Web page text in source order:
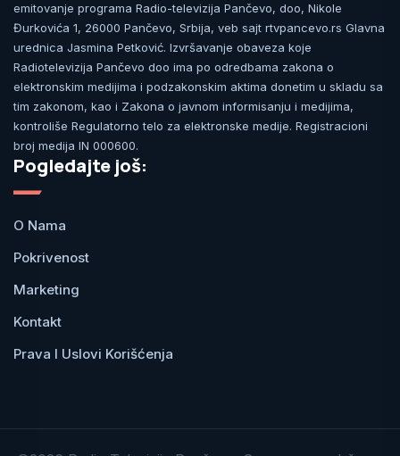
emitovanje programa Radio-televizija Pančevo, doo, Nikole
Đurkovića 1, 26000 Pančevo, Srbija, veb sajt rtvpancevo.rs Glavna
urednica Jasmina Petković. Izvršavanje obaveza koje
Radiotelevizija Pančevo doo ima po odredbama zakona o
elektronskim medijima i podzakonskim aktima donetim u skladu sa
tim zakonom, kao i Zakona o javnom informisanju i medijima,
kontroliše Regulatorno telo za elektronske medije. Registracioni
broj medija IN 000600.
Pogledajte još:
O Nama
Pokrivenost
Marketing
Kontakt
Prava I Uslovi Korišćenja